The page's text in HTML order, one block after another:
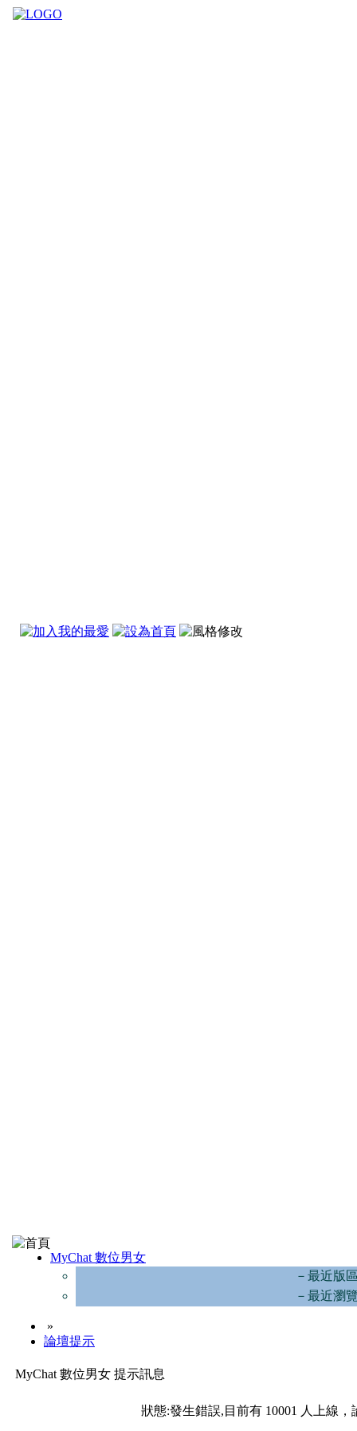
MyChat 數位男女
－最近版
－最近瀏
»
論壇提示
MyChat 數位男女 提示訊息
狀態:發生錯誤,目前有 10001 人上線